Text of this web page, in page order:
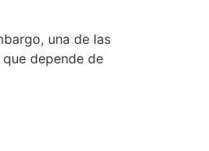
una de las
depende de